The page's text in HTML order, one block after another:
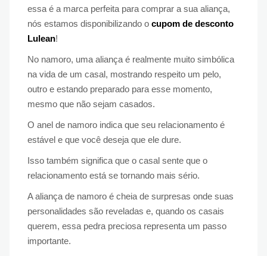
essa é a marca perfeita para comprar a sua aliança,
nós estamos disponibilizando o cupom de desconto
Lulean!
No namoro, uma aliança é realmente muito simbólica
na vida de um casal, mostrando respeito um pelo,
outro e estando preparado para esse momento,
mesmo que não sejam casados.
O anel de namoro indica que seu relacionamento é
estável e que você deseja que ele dure.
Isso também significa que o casal sente que o
relacionamento está se tornando mais sério.
A aliança de namoro é cheia de surpresas onde suas
personalidades são reveladas e, quando os casais
querem, essa pedra preciosa representa um passo
importante.